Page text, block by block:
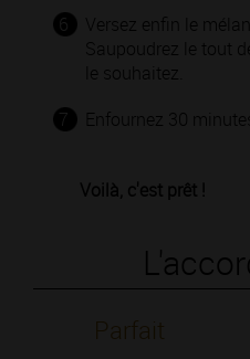
6
Versez enfin le
Saupoudrez le tout
le souhaitez.
7
Enfournez 30
Voilà, c'est prêt !
Parfait